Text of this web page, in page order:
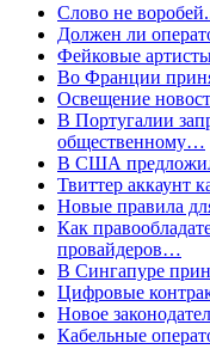
Слово не
Должен ли
Фейковые
Во Франции
Освещение
В Португалии
общественному…
В США
Твиттер аккаунт
Новые правила
Как
провайдеров…
В Сингапуре
Цифровые
Новое
Кабельные